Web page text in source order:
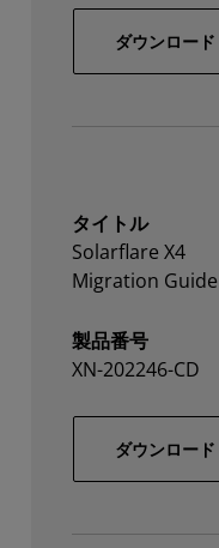
ダウンロード
タイトル
Solarflare X4
Migration Guide
製品番号
XN-202246-CD
ダウンロード